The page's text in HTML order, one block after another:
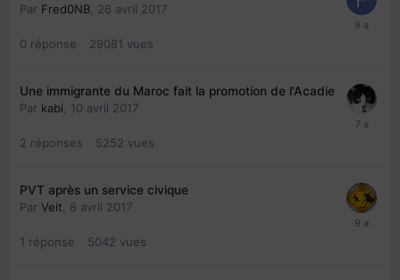
Par Fred0NB 26 avril 2017
0 réponse 29081 vues
Une immigrante du Maroc fait la promotion de l'Acadie
Par kabi 10 avril 2017
2 réponses 5252 vues
PVT après un service civique
Par Veit 8 avril 2017
1 réponse 5042 vues